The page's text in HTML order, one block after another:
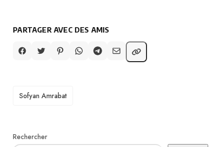
PARTAGER AVEC DES AMIS
TAGS
Sofyan Amrabat
Rechercher